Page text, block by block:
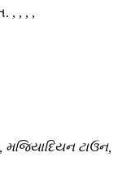
, , , ,
ટાઉન,